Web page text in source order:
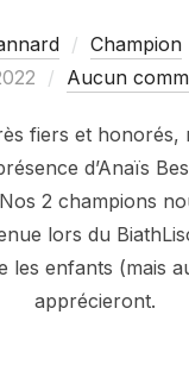
Champion
Aucun
fiers et honorés,
d’Anaïs
2 champions
lors du
les enfants (mais
apprécieront.